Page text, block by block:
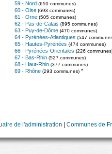
59 - Nord (650 communes)
60 - Oise (693 communes)
61 - Orne (505 communes)
62 - Pas-de-Calais (895 communes)
63 - Puy-de-Dôme (470 communes)
64 - Pyrénées-Atlantiques (547
65 - Hautes-Pyrénées (474 communes)
66 - Pyrénées-Orientales (226
67 - Bas-Rhin (527 communes)
68 - Haut-Rhin (377 communes)
69 - Rhône (293 communes) *
de l'administration Communes de